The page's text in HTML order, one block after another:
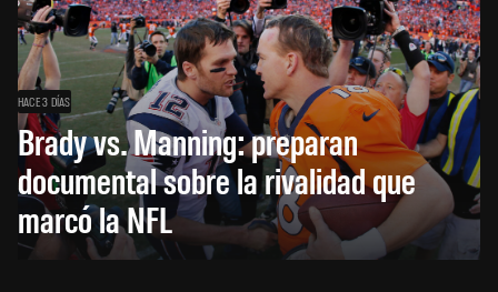
HACE 3 DÍAS
Brady vs. Manning: preparan
documental sobre la rivalidad que
marcó la NFL